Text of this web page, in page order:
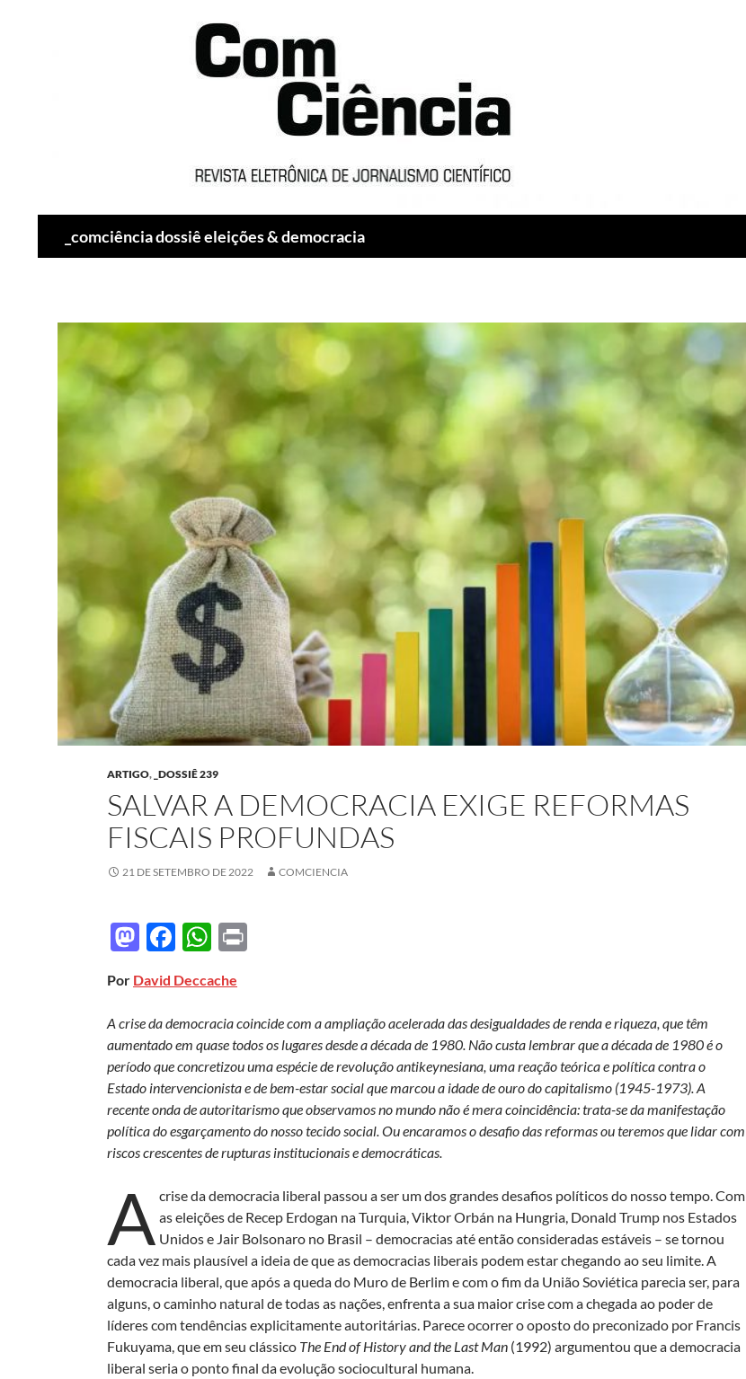
_comciência dossiê eleições & democracia
ARTIGO, _DOSSIÊ 239
SALVAR A DEMOCRACIA EXIGE REFORMAS
FISCAIS PROFUNDAS
21 DE SETEMBRO DE 2022 COMCIENCIA
M
to
d
o
n
F
e
b
o
o
k
W
at
s
A
p
p
Por David Deccache
A crise da democracia coincide com a ampliação acelerada das desigualdades de renda e riqueza, que têm
aumentado em quase todos os lugares desde a década de 1980. Não custa lembrar que a década de 1980 é o
período que concretizou uma espécie de revolução antikeynesiana, uma reação teórica e política contra o
Estado intervencionista e de bem-estar social que marcou a idade de ouro do capitalismo (1945-1973). A
recente onda de autoritarismo que observamos no mundo não é mera coincidência: trata-se da manifestação
política do esgarçamento do nosso tecido social. Ou encaramos o desafio das reformas ou teremos que lidar com
riscos crescentes de rupturas institucionais e democráticas.
A crise da democracia liberal passou a ser um dos grandes desafios políticos do nosso tempo. Com
as eleições de Recep Erdogan na Turquia, Viktor Orbán na Hungria, Donald Trump nos Estados
Unidos e Jair Bolsonaro no Brasil – democracias até então consideradas estáveis – se tornou
cada vez mais plausível a ideia de que as democracias liberais podem estar chegando ao seu limite. A
democracia liberal, que após a queda do Muro de Berlim e com o fim da União Soviética parecia ser, para
alguns, o caminho natural de todas as nações, enfrenta a sua maior crise com a chegada ao poder de
líderes com tendências explicitamente autoritárias. Parece ocorrer o oposto do preconizado por Francis
Fukuyama, que em seu clássico The End of History and the Last Man (1992) argumentou que a democracia
liberal seria o ponto final da evolução sociocultural humana.